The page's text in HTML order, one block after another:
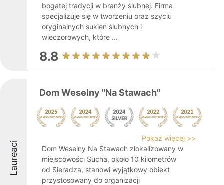
bogatej tradycji w branży ślubnej. Firma
specjalizuje się w tworzeniu oraz szyciu
oryginalnych sukien ślubnych i
wieczorowych, które ...
8.8
Laureaci
Dom Weselny "Na Stawach"
Pokaż więcej >>
Dom Weselny Na Stawach zlokalizowany w
miejscowości Sucha, około 10 kilometrów
od Sieradza, stanowi wyjątkowy obiekt
przystosowany do organizacji